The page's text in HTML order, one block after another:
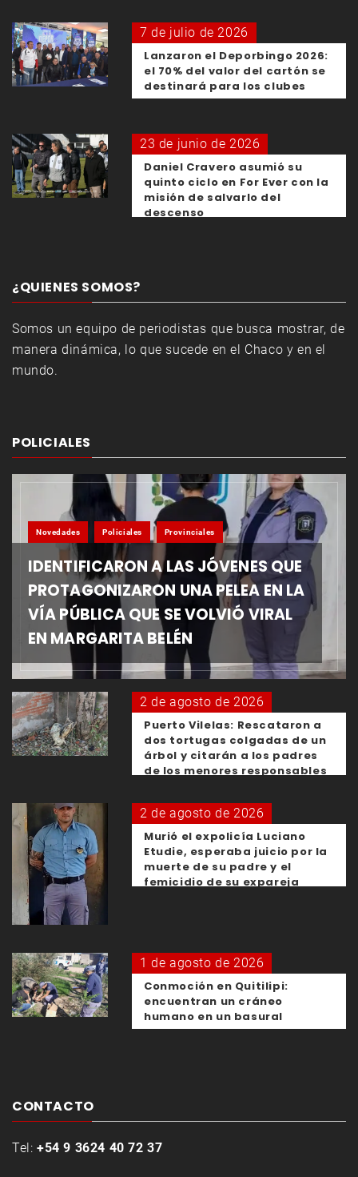
7 de julio de 2026
Lanzaron el Deporbingo 2026:
el 70% del valor del cartón se
destinará para los clubes
23 de junio de 2026
Daniel Cravero asumió su
quinto ciclo en For Ever con la
misión de salvarlo del
descenso
¿QUIENES SOMOS?
Somos un equipo de periodistas que busca mostrar, de
manera dinámica, lo que sucede en el Chaco y en el
mundo.
POLICIALES
Novedades Policiales Provinciales
IDENTIFICARON A LAS JÓVENES QUE
PROTAGONIZARON UNA PELEA EN LA
VÍA PÚBLICA QUE SE VOLVIÓ VIRAL
EN MARGARITA BELÉN
2 de agosto de 2026
Puerto Vilelas: Rescataron a
dos tortugas colgadas de un
árbol y citarán a los padres
de los menores responsables
2 de agosto de 2026
Murió el expolicía Luciano
Etudie, esperaba juicio por la
muerte de su padre y el
femicidio de su expareja
1 de agosto de 2026
Conmoción en Quitilipi:
encuentran un cráneo
humano en un basural
CONTACTO
Tel: +54 9 3624 40 72 37